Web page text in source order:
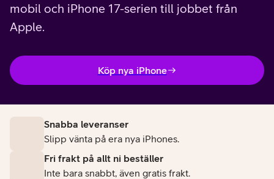
mobil och iPhone 17-serien till jobbet från
Apple.
Köp nya iPhone
Snabba leveranser
Slipp vänta på era nya iPhones.
Fri frakt på allt ni beställer
Inte bara snabbt, även gratis frakt.